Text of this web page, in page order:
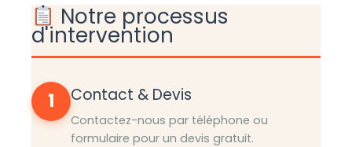
Notre processus
d'intervention
1 Contact & Devis
Contactez-nous par téléphone ou
formulaire pour un devis gratuit.